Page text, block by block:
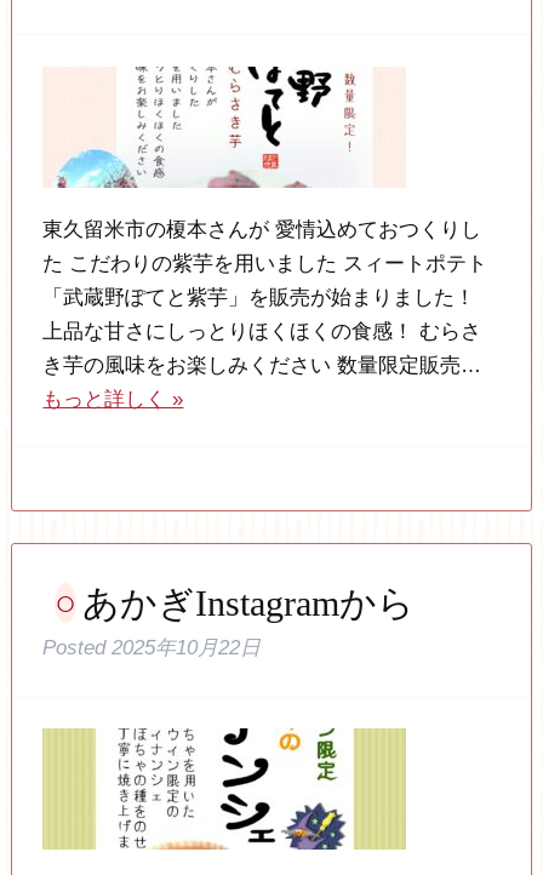
東久留米市の榎本さんが 愛情込めておつくりし
た こだわりの紫芋を用いました スィートポテト
「武蔵野ぽてと紫芋」を販売が始まりました！
上品な甘さにしっとりほくほくの食感！ むらさ
き芋の風味をお楽しみください 数量限定販売…
もっと詳しく »
あかぎInstagramから
Posted2025年10月22日